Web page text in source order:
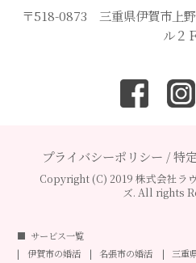
〒518-0873 三重県伊賀市上
ル２
プライバシーポリシー /特
Copyright (C) 2019 株式会社ラ
ズ. All rights
サービス一覧
伊賀市の婚活
名張市の婚活 三重